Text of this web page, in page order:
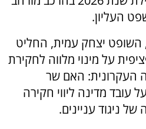
השופט יצחק עמית, החליט
על מינוי מלווה לחקירת
העקרונית: האם שר
מדינה ליווי חקירה
ניגוד עניינים.